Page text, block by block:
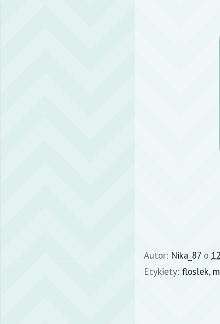
Autor: Nika_87 o
Etykiety: floslek,